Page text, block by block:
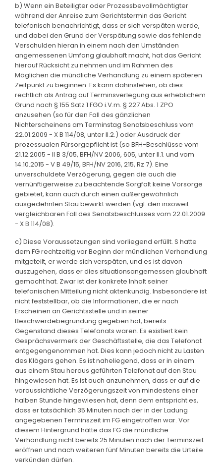
b) Wenn ein Beteiligter oder Prozessbevollmächtigter
während der Anreise zum Gerichtstermin das Gericht
telefonisch benachrichtigt, dass er sich verspäten werde,
und dabei den Grund der Verspätung sowie das fehlende
Verschulden hieran in einem nach den Umständen
angemessenen Umfang glaubhaft macht, hat das Gericht
hierauf Rücksicht zu nehmen und im Rahmen des
Möglichen die mündliche Verhandlung zu einem späteren
Zeitpunkt zu beginnen. Es kann dahinstehen, ob dies
rechtlich als Antrag auf Terminsverlegung aus erheblichem
Grund nach § 155 Satz 1 FGO i.V.m. § 227 Abs. 1 ZPO
anzusehen (so für den Fall des gänzlichen
Nichterscheinens am Terminstag Senatsbeschluss vom
22.01.2009 - X B 114/08, unter II.2.) oder Ausdruck der
prozessualen Fürsorgepflicht ist (so BFH-Beschlüsse vom
21.12.2005 - II B 3/05, BFH/NV 2006, 605, unter II.1. und vom
14.10.2015 - V B 49/15, BFH/NV 2016, 215, Rz 7). Eine
unverschuldete Verzögerung, gegen die auch die
vernünftigerweise zu beachtende Sorgfalt keine Vorsorge
gebietet, kann auch durch einen außergewöhnlich
ausgedehnten Stau bewirkt werden (vgl. den insoweit
vergleichbaren Fall des Senatsbeschlusses vom 22.01.2009
- X B 114/08).
c) Diese Voraussetzungen sind vorliegend erfüllt. S hatte
dem FG rechtzeitig vor Beginn der mündlichen Verhandlung
mitgeteilt, er werde sich verspäten, und es ist davon
auszugehen, dass er dies situationsangemessen glaubhaft
gemacht hat. Zwar ist der konkrete Inhalt seiner
telefonischen Mitteilung nicht aktenkundig. Insbesondere ist
nicht feststellbar, ob die Informationen, die er nach
Erscheinen an Gerichtsstelle und in seiner
Beschwerdebegründung gegeben hat, bereits
Gegenstand dieses Telefonats waren. Es existiert kein
Gesprächsvermerk der Geschäftsstelle, die das Telefonat
entgegengenommen hat. Dies kann jedoch nicht zu Lasten
des Klägers gehen. Es ist naheliegend, dass er in einem
aus einem Stau heraus geführten Telefonat auf den Stau
hingewiesen hat. Es ist auch anzunehmen, dass er auf die
voraussichtliche Verzögerungszeit von mindestens einer
halben Stunde hingewiesen hat, denn dem entspricht es,
dass er tatsächlich 35 Minuten nach der in der Ladung
angegebenen Terminszeit im FG eingetroffen war. Vor
diesem Hintergrund hätte das FG die mündliche
Verhandlung nicht bereits 25 Minuten nach der Terminszeit
eröffnen und nach weiteren fünf Minuten bereits die Urteile
verkünden dürfen.